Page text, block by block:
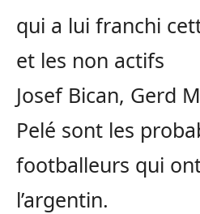
qui a lui franchi
et les non actifs
Josef Bican, Gerd
Pelé sont les
footballeurs qui
l’argentin.